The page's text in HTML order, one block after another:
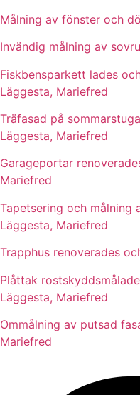
Målning av fönster och
Invändig målning av
Fiskbensparkett lades
Läggesta, Mariefred
Träfasad på
Läggesta, Mariefred
Garageportar
Mariefred
Tapetsering och målning
Läggesta, Mariefred
Trapphus renoverades
Plåttak
Läggesta, Mariefred
Ommålning av putsad
Mariefred